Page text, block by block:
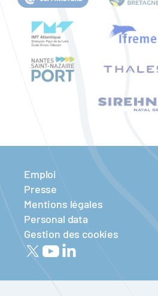
Emploi
Presse
Mentions légales
Personal data
Gestion des cookies